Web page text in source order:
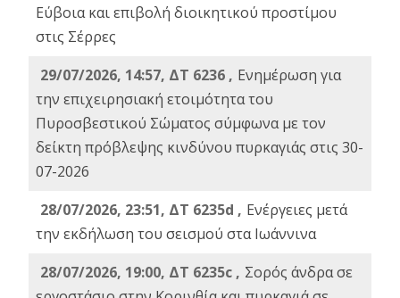
Εύβοια και επιβολή διοικητικού προστίμου
στις Σέρρες
29/07/2026, 14:57, ΔΤ 6236 , Ενημέρωση για
την επιχειρησιακή ετοιμότητα του
Πυροσβεστικού Σώματος σύμφωνα με τον
δείκτη πρόβλεψης κινδύνου πυρκαγιάς στις 30-
07-2026
28/07/2026, 23:51, ΔΤ 6235d , Ενέργειες μετά
την εκδήλωση του σεισμού στα Ιωάννινα
28/07/2026, 19:00, ΔΤ 6235c , Σορός άνδρα σε